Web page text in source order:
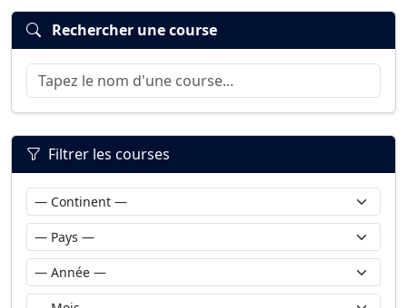
Rechercher une course
Filtrer les courses